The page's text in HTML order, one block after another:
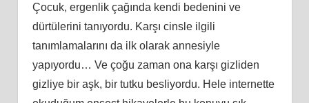
Çocuk, ergenlik çağında kendi bedenini ve
dürtülerini tanıyordu. Karşı cinsle ilgili
tanımlamalarını da ilk olarak annesiyle
yapıyordu… Ve çoğu zaman ona karşı gizliden
gizliye bir aşk, bir tutku besliyordu. Hele internette